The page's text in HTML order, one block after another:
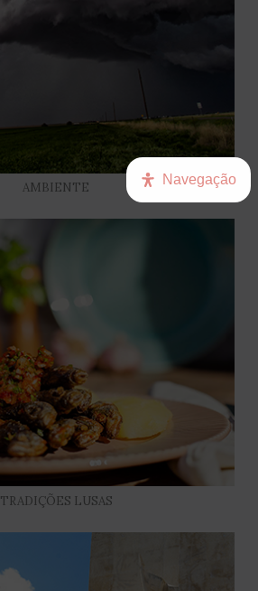
AMBIENTE
TRADIÇÕES LUSAS
Navegação